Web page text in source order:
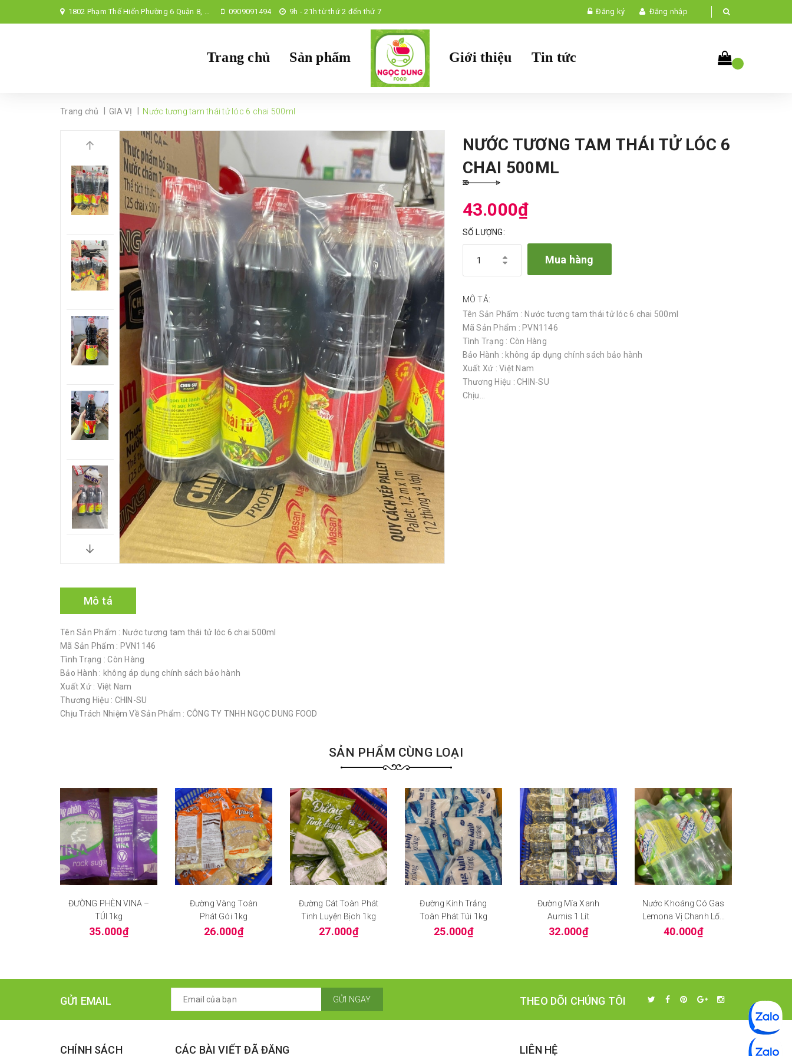
1802 Phạm Thế Hiển Phường 6 Quận 8, TP Hồ Chí Minh, 0909091494 9h - 21h từ thứ 2 đến thứ 7 Đăng ký Đăng nhập
Trang chủ Sản phẩm Giới thiệu Tin tức
Trang chủ GIA VỊ Nước tương tam thái tử lóc 6 chai 500ml
NƯỚC TƯƠNG TAM THÁI TỬ LÓC 6
CHAI 500ML
43.000₫
SỐ LƯỢNG:
Mua hàng
MÔ TẢ:
Tên Sản Phẩm : Nước tương tam thái tử lóc 6 chai 500ml
Mã Sản Phẩm : PVN1146
Tình Trạng : Còn Hàng
Bảo Hành : không áp dụng chính sách bảo hành
Xuất Xứ : Việt Nam
Thương Hiệu : CHIN-SU
Chịu...
Mô tả
Tên Sản Phẩm : Nước tương tam thái tử lóc 6 chai 500ml
Mã Sản Phẩm : PVN1146
Tình Trạng : Còn Hàng
Bảo Hành : không áp dụng chính sách bảo hành
Xuất Xứ : Việt Nam
Thương Hiệu : CHIN-SU
Chịu Trách Nhiệm Về Sản Phẩm : CÔNG TY TNHH NGỌC DUNG FOOD
SẢN PHẨM CÙNG LOẠI
ĐƯỜNG PHÈN VINA –
TÚI 1kg
35.000₫
Đường Vàng Toàn
Phát Gói 1kg
26.000₫
Đường Cát Toàn Phát
Tinh Luyện Bịch 1kg
27.000₫
Đường Kính Trắng
Toàn Phát Túi 1kg
25.000₫
Đường Mía Xanh
Aumis 1 Lít
32.000₫
Nước Khoáng Có Gas
Lemona Vị Chanh Lốc
6 Chai
40.000₫
GỬI EMAIL GỬI NGAY THEO DÕI CHÚNG TÔI
CHÍNH SÁCH CÁC BÀI VIẾT ĐÃ ĐĂNG LIÊN HỆ